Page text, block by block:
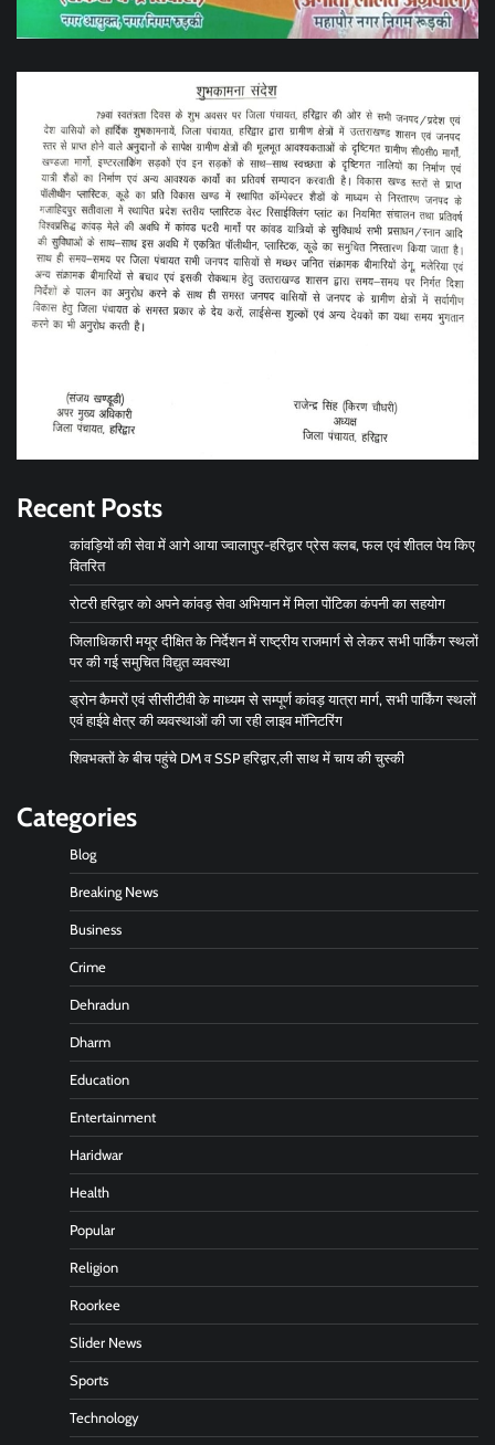
Recent Posts
कांवड़ियों की सेवा में आगे आया ज्वालापुर-हरिद्वार प्रेस क्लब, फल एवं शीतल पेय किए
वितरित
रोटरी हरिद्वार को अपने कांवड़ सेवा अभियान में मिला पोंटिका कंपनी का सहयोग
जिलाधिकारी मयूर दीक्षित के निर्देशन में राष्ट्रीय राजमार्ग से लेकर सभी पार्किंग स्थलों
पर की गई समुचित विद्युत व्यवस्था
ड्रोन कैमरों एवं सीसीटीवी के माध्यम से सम्पूर्ण कांवड़ यात्रा मार्ग, सभी पार्किंग स्थलों
एवं हाईवे क्षेत्र की व्यवस्थाओं की जा रही लाइव मॉनिटरिंग
शिवभक्तों के बीच पहुंचे DM व SSP हरिद्वार,ली साथ में चाय की चुस्की
Categories
Blog
Breaking News
Business
Crime
Dehradun
Dharm
Education
Entertainment
Haridwar
Health
Popular
Religion
Roorkee
Slider News
Sports
Technology